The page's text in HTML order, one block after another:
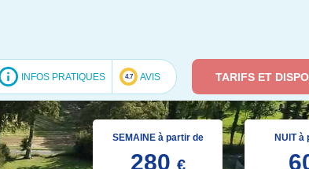
INFOS PRATIQUES AVIS TARIFS ET
SEMAINE à partir de
280 €
NUIT à